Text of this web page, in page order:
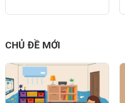
CHỦ ĐỀ MỚI